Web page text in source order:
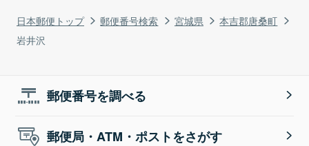
日本郵便トップ 郵便番号検索 宮城県
本吉郡唐桑町
岩井沢
郵便番号を調べる
郵便局・ATM・ポストをさがす